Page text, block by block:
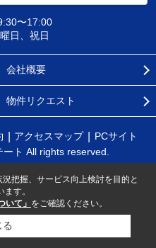
〜17:00
日、祝日
会社概要
物件リクエスト
アクセスマップ
PCサイト
ト All rights reserved.
把握、サービス向上検討を目的と
す。
いて」 をご確認ください。
る